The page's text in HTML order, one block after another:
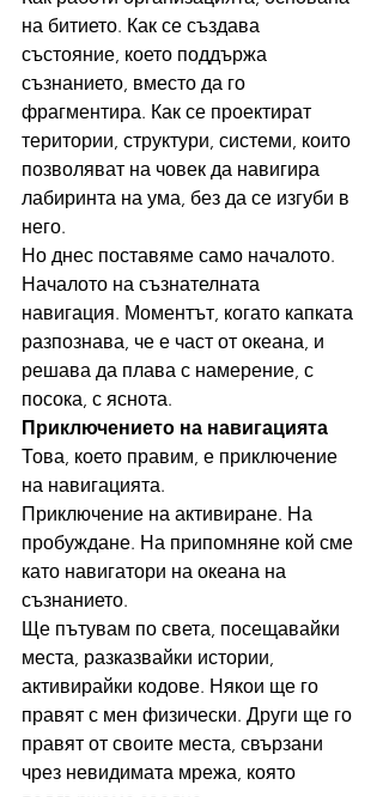
на битието. Как се създава
състояние, което поддържа
съзнанието, вместо да го
фрагментира. Как се проектират
територии, структури, системи, които
позволяват на човек да навигира
лабиринта на ума, без да се изгуби в
него.
Но днес поставяме само началото.
Началото на съзнателната
навигация. Моментът, когато капката
разпознава, че е част от океана, и
решава да плава с намерение, с
посока, с яснота.
Приключението на навигацията
Това, което правим, е приключение
на навигацията.
Приключение на активиране. На
пробуждане. На припомняне кой сме
като навигатори на океана на
съзнанието.
Ще пътувам по света, посещавайки
места, разказвайки истории,
активирайки кодове. Някои ще го
правят с мен физически. Други ще го
правят от своите места, свързани
чрез невидимата мрежа, която